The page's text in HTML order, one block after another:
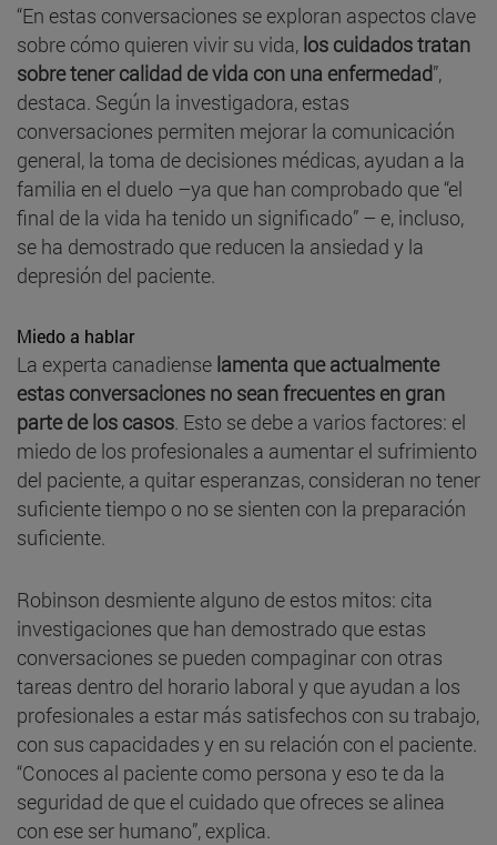
“En estas conversaciones se exploran aspectos clave
sobre cómo quieren vivir su vida, los cuidados tratan
sobre tener calidad de vida con una enfermedad”,
destaca. Según la investigadora, estas
conversaciones permiten mejorar la comunicación
general, la toma de decisiones médicas, ayudan a la
familia en el duelo –ya que han comprobado que “el
final de la vida ha tenido un significado” – e, incluso,
se ha demostrado que reducen la ansiedad y la
depresión del paciente.
Miedo a hablar
La experta canadiense lamenta que actualmente
estas conversaciones no sean frecuentes en gran
parte de los casos. Esto se debe a varios factores: el
miedo de los profesionales a aumentar el sufrimiento
del paciente, a quitar esperanzas, consideran no tener
suficiente tiempo o no se sienten con la preparación
suficiente.
Robinson desmiente alguno de estos mitos: cita
investigaciones que han demostrado que estas
conversaciones se pueden compaginar con otras
tareas dentro del horario laboral y que ayudan a los
profesionales a estar más satisfechos con su trabajo,
con sus capacidades y en su relación con el paciente.
“Conoces al paciente como persona y eso te da la
seguridad de que el cuidado que ofreces se alinea
con ese ser humano”, explica.